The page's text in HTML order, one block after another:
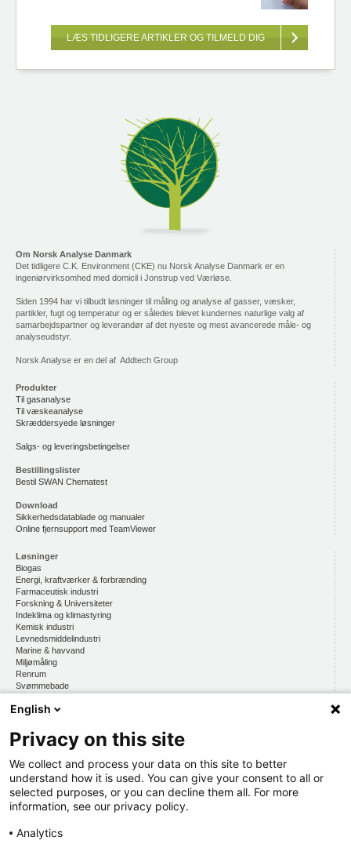
LÆS TIDLIGERE ARTIKLER OG TILMELD DIG
Om Norsk Analyse Danmark
Det tidligere C.K. Environment (CKE) nu Norsk Analyse Danmark er en
ingeniørvirksomhed med domicil i Jonstrup ved Værløse.
Siden 1994 har vi tilbudt løsninger til måling og analyse af gasser, væsker,
partikler, fugt og temperatur og er således blevet kundernes naturlige valg af
samarbejdspartner og leverandør af det nyeste og mest avancerede måle- og
analyseudstyr.
Norsk Analyse er en del af Addtech Group
Produkter
Til gasanalyse
Til væskeanalyse
Skræddersyede løsninger
Salgs- og leveringsbetingelser
Bestillingslister
Bestil SWAN Chematest
Download
Sikkerhedsdatablade og manualer
Online fjernsupport med TeamViewer
Løsninger
Biogas
Energi, kraftværker & forbrænding
Farmaceutisk industri
Forskning & Universiteter
Indeklima og klimastyring
Kemisk industri
Levnedsmiddelindustri
Marine & havvand
Miljømåling
Renrum
Svømmebade
CKE
Om os
At arbejde hos CKE
Persondatapolitik
Kontakt os
Organisation
Hold dig opdateret
Via CKE INFORMERER
English
Privacy on this site
We collect and process your data on this site to better
understand how it is used. You can give your consent to all or
selected purposes, or you can decline them all. For more
information, see our privacy policy.
Analytics